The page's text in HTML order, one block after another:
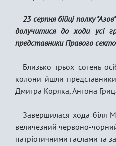
23 серпня бійці полку
долучитися до ходи усі
представники Правого
Близько трьох сотень
колони йшли
Дмитра Коряка, Антона
Завершилася хода біля
величезний червоно-
патріотичними гаслами та